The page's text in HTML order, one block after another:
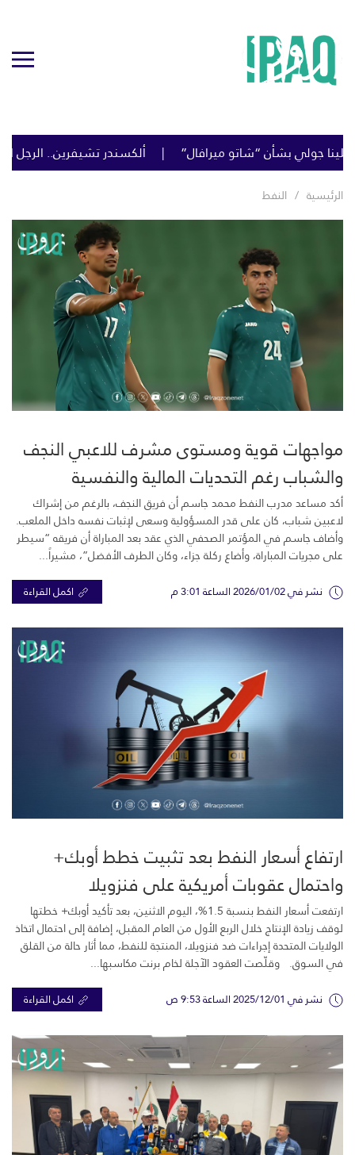
ميرافال” ألكسندر تشيفرين.. الرجل الذي يقود المواجهة ضد
الرئيسية النفط
مواجهات قوية ومستوى مشرف للاعبي النجف
والشباب رغم التحديات المالية والنفسية
أكد مساعد مدرب النفط محمد جاسم أن فريق النجف، بالرغم من إشراك
لاعبين شباب، كان على قدر المسؤولية وسعى لإثبات نفسه داخل الملعب.
وأضاف جاسم في المؤتمر الصحفي الذي عقد بعد المباراة أن فريقه “سيطر
على مجريات المباراة، وأضاع ركلة جزاء، وكان الطرف الأفضل”، مشيراً...
نشر في 2026/01/02 الساعة 3:01 م اكمل القراءة
ارتفاع أسعار النفط بعد تثبيت خطط أوبك+
واحتمال عقوبات أمريكية على فنزويلا
ارتفعت أسعار النفط بنسبة 1.5%، اليوم الاثنين، بعد تأكيد أوبك+ خطتها
لوقف زيادة الإنتاج خلال الربع الأول من العام المقبل، إضافة إلى احتمال اتخاذ
الولايات المتحدة إجراءات ضد فنزويلا، المنتجة للنفط، مما أثار حالة من القلق
في السوق. وقلّصت العقود الآجلة لخام برنت مكاسبها...
نشر في 2025/12/01 الساعة 9:53 ص اكمل القراءة